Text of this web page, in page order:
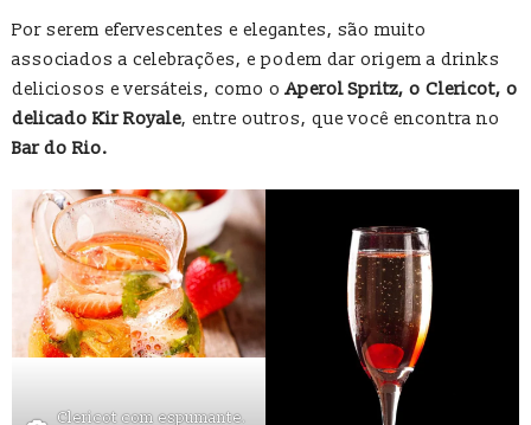
Por serem efervescentes e elegantes, são muito
associados a celebrações, e podem dar origem a drinks
deliciosos e versáteis, como oAperol Spritz, o Clericot, o
delicado Kir Royale, entre outros, que você encontra no
Bar do Rio.
Clericot com espumante.